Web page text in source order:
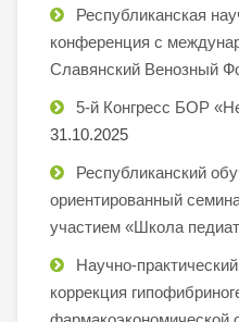
Республиканская
конференция с
Славянский Венозный
5-й Конгресс БОР
31.10.2025
Республиканский
ориентированный
участием «Школа
Научно-
коррекция